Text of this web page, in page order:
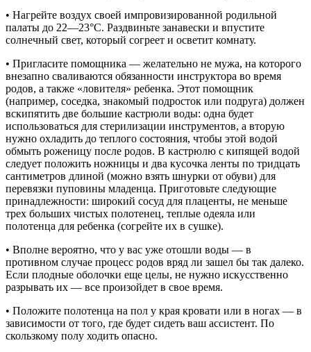
• Нагрейте воздух своей импровизированной родильной
палаты до 22—23°С. Раздвиньте занавески и впустите
солнечный свет, который согреет и осветит комнату.
• Пригласите помощника — желательно не мужа, на которого
внезапно сваливаются обязанности инструктора во время
родов, а также «ловителя» ребенка. Этот помощник
(например, соседка, знакомый подросток или подруга) должен
вскипятить две большие кастрюли воды: одна будет
использоваться для стерилизации инструментов, а вторую
нужно охладить до теплого состояния, чтобы этой водой
обмыть роженицу после родов. В кастрюлю с кипящей водой
следует положить ножницы и два кусочка ленты по тридцать
сантиметров длиной (можно взять шнурки от обуви) для
перевязки пуповины младенца. Приготовьте следующие
принадлежности: широкий сосуд для плаценты, не меньше
трех больших чистых полотенец, теплые одеяла или
полотенца для ребенка (согрейте их в сушке).
• Вполне вероятно, что у вас уже отошли воды — в
противном случае процесс родов вряд ли зашел бы так далеко.
Если плодные оболочки еще целы, не нужно искусственно
разрывать их — все произойдет в свое время.
• Положите полотенца на пол у края кровати или в ногах — в
зависимости от того, где будет сидеть ваш ассистент. По
скользкому полу ходить опасно.